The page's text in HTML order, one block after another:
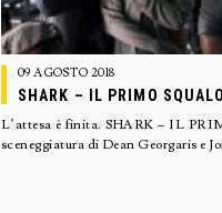
09 AGOSTO 2018
SHARK – IL PRIMO
L’attesa è finita. SHARK – IL
sceneggiatura di Dean Georgaris e